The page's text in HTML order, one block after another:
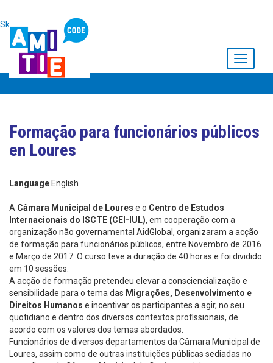
Skip to main content
Toggle
Formação para funcionários públicos
en Loures
Language English
A Câmara Municipal de Loures e o Centro de Estudos
Internacionais do ISCTE (CEI-IUL), em cooperação com a
organização não governamental AidGlobal, organizaram a acção
de formação para funcionários públicos, entre Novembro de 2016
e Março de 2017. O curso teve a duração de 40 horas e foi dividido
em 10 sessões.
A acção de formação pretendeu elevar a consciencialização e
sensibilidade para o tema das Migrações, Desenvolvimento e
Direitos Humanos e incentivar os participantes a agir, no seu
quotidiano e dentro dos diversos contextos profissionais, de
acordo com os valores dos temas abordados.
Funcionários de diversos departamentos da Câmara Municipal de
Loures, assim como de outras instituições públicas sediadas no